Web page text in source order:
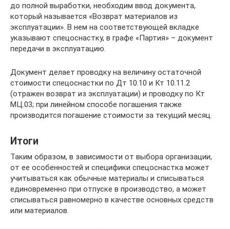
до полной выработки, необходим ввод документа,
который называется «Возврат материалов из
эксплуатации». В нем на соответствующей вкладке
указывают спецоснастку, в графе «Партия» – документ
передачи в эксплуатацию.
Документ делает проводку на величину остаточной
стоимости спецоснастки по Дт 10.10 и Кт 10.11.2
(отражен возврат из эксплуатации) и проводку по Кт
МЦ.03; при линейном способе погашения также
производится погашение стоимости за текущий месяц.
Итоги
Таким образом, в зависимости от выбора организации,
от ее особенностей и специфики спецоснастка может
учитываться как обычные материалы и списываться
единовременно при отпуске в производство, а может
списываться равномерно в качестве основных средств
или материалов.